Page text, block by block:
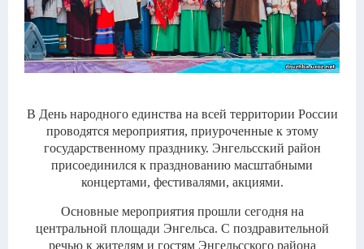
В День народного единства на всей территории России
проводятся мероприятия, приуроченные к этому
государственному празднику. Энгельсский район
присоединился к празднованию масштабными
концертами, фестивалями, акциями.
Основные мероприятия прошли сегодня на
центральной площади Энгельса. С поздравительной
речью к жителям и гостям Энгельсского района